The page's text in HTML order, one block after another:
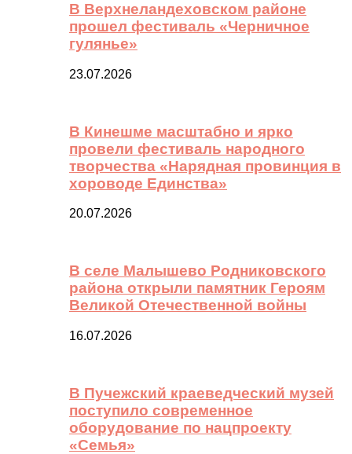
В Верхнеландеховском районе
прошел фестиваль «Черничное
гулянье»
23.07.2026
В Кинешме масштабно и ярко
провели фестиваль народного
творчества «Нарядная провинция в
хороводе Единства»
20.07.2026
В селе Малышево Родниковского
района открыли памятник Героям
Великой Отечественной войны
16.07.2026
В Пучежский краеведческий музей
поступило современное
оборудование по нацпроекту
«Семья»